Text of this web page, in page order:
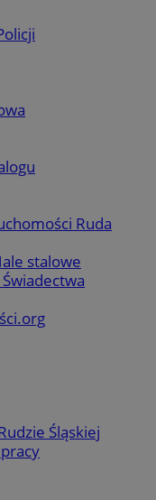
Ruda
stalowe
Śląskiej